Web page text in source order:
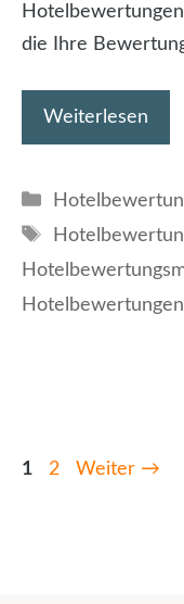
die Ihre
Weiterlesen
Kategorien
Schlagwörter
Hotelbewertungen
Seite
1 Seite
2 Weiter →